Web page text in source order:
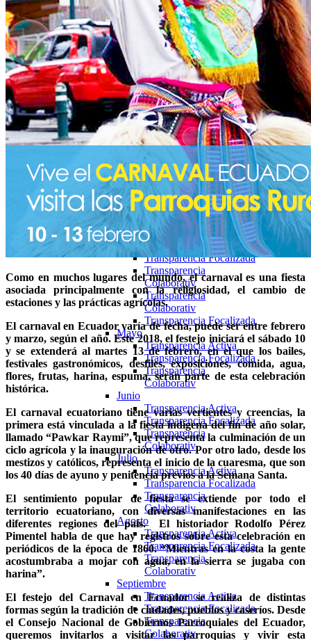
Colaborativ
Transparencia Focalizada
2025
Enero
Transparencia Activa
Transparencia
Colaborativ
Transparencia Focalizada
Febrero
Transparencia Activa
Transparencia
Colaborativ
Transparencia Focalizada
Marzo
Transparencia Activa
Transparencia
Colaborativ
Transparencia Focalizada
Abril
Transparencia Activa
Transparencia Focalizada
Transparencia
Colaborativ
Transparencia
Colaborativ
Transparencia Focalizada
Mayo
Transparencia Activa
Transparencia Focalizada
Transparencia
Colaborativ
Junio
Transparencia Activa
Transparencia Focalizada
Transparencia
Colaborativ
Julio
Transparencia Activa
Transparencia Focalizada
Transparencia
Colaborativ
Agosto
Transparencia Activa
Transparencia Focalizada
Transparencia
Colaborativ
Septiembre
Transparencia Activa
Transparencia Focalizada
Transparencia
Colaborativ
Como en muchos lugares del mundo, el carnaval es una fiesta
asociada principalmente con la religiosidad, el cambio de
estaciones y las prácticas agrícolas.
El carnaval en Ecuador varía de fecha, puede ser entre febrero
y marzo, según el año. Este 2018, el festejo iniciará el sábado 10
y se extenderá al martes 13 de febrero, en el que los bailes,
festivales gastronómicos, desfiles, exposiciones, comida, agua,
flores, frutas, harina, espuma, serán parte de esta celebración
histórica.
El carnaval ecuatoriano tiene varias vertientes y creencias, la
primera está vinculada a la fiesta indígena del fin de año solar,
llamado “Pawkar Raymi”, que representa la culminación de un
ciclo agrícola y la inauguración de otro. Por otro lado, desde los
mestizos y católicos, representa el inicio de la cuaresma, que son
los 40 días de ayuno y penitencia previos a la Semana Santa.
El sentimiento popular de fiesta se extiende por todo el
territorio ecuatoriano, con diversas manifestaciones en las
diferentes regiones del país. El historiador Rodolfo Pérez
Pimentel habla de que hay registros sobre esta celebración en
periódicos de la época de 1860. “Mientras en la costa la gente
acostumbraba a mojar con agua, en la sierra se jugaba con
harina”.
El festejo del Carnaval en Ecuador se realiza de distintas
formas según la tradición de ciudades, pueblos y caseríos. Desde
el Consejo Nacional de Gobiernos Parroquiales del Ecuador,
queremos invitarlos a visitar las parroquias y vivir esta